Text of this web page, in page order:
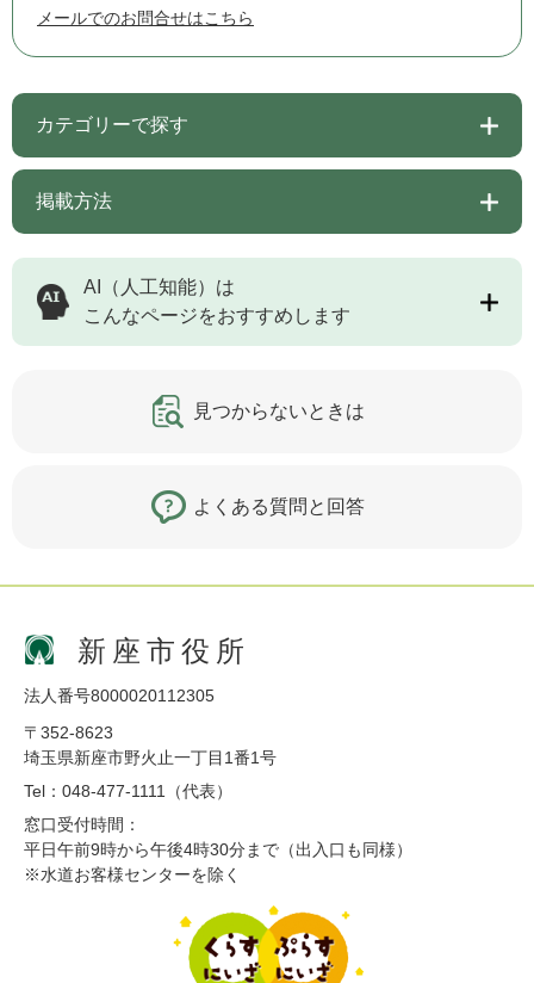
メールでのお問合せはこちら
カテゴリーで探す
掲載方法
AI（人工知能）は
こんなページをおすすめします
見つからないときは
よくある質問と回答
新座市役所
法人番号8000020112305
〒352-8623
埼玉県新座市野火止一丁目1番1号
Tel：048-477-1111（代表）
窓口受付時間：
平日午前9時から午後4時30分まで（出入口も同様）
※水道お客様センターを除く